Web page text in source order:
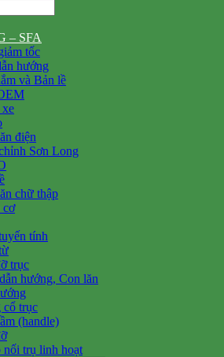
– SFA
tốc
hướng
và Bản lề
điện
Sơn Long
chữ thập
cơ
tính
trục
hướng, Con lăn
cổ trục
(handle)
nối trụ linh hoạt